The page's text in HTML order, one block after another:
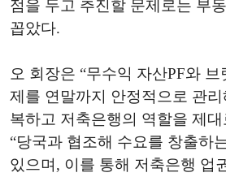
점을 두고 추진할 문제로는 부
꼽았다.
오 회장은 “무수익 자산PF와
제를 연말까지 안정적으로 관
복하고 저축은행의 역할을 제대
“당국과 협조해 수요를 창출하
있으며, 이를 통해 저축은행 업